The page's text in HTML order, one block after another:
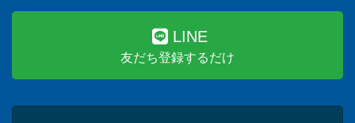
LINE
友だち登録するだけ